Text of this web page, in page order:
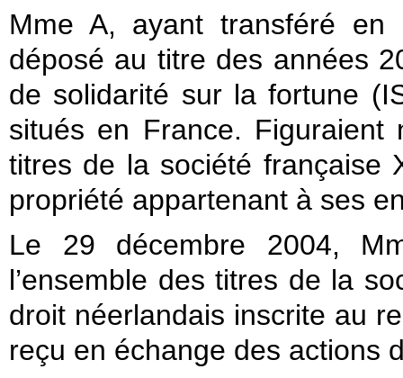
Mme A, ayant transféré
déposé au titre des années
de solidarité sur la fortune
situés en France. Figuraient
titres de la société française
propriété appartenant à ses
Le 29 décembre 2004,
l’ensemble des titres de la
droit néerlandais inscrite au
reçu en échange des actions